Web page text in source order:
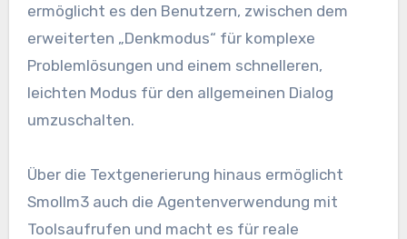
ermöglicht es den Benutzern, zwischen dem
erweiterten „Denkmodus“ für komplexe
Problemlösungen und einem schnelleren,
leichten Modus für den allgemeinen Dialog
umzuschalten.
Über die Textgenerierung hinaus ermöglicht
Smollm3 auch die Agentenverwendung mit
Toolsaufrufen und macht es für reale